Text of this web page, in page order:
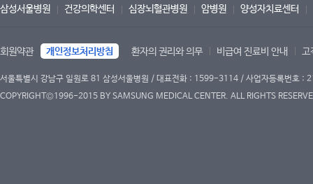
삼성서울병원 건강의학센터 심장뇌혈관병원 암병원 양성자치료센터
회원약관 개인정보처리방침 환자의 권리와 의무 비급여 진료비 안내 고
서울특별시 강남구 일원로 81 삼성서울병원 / 대표전화 : 1599-3114 / 사업자등록번호
COPYRIGHT©1996-2015 BY SAMSUNG MEDICAL CENTER. ALL RIGHTS